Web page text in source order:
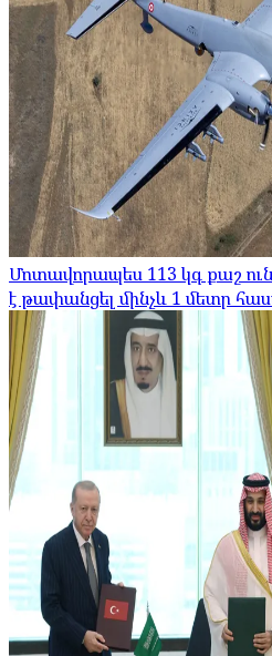
Մոտավորապես 113 կգ քաշ
է թափանցել մինչև 1 մետր